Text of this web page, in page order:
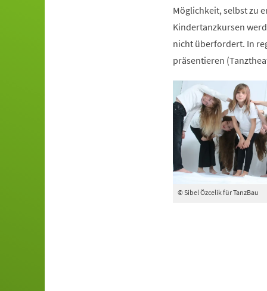
Möglichkeit, selbst zu
Kindertanzkursen
nicht überfordert. In
präsentieren
© Sibel Özcelik für TanzBau